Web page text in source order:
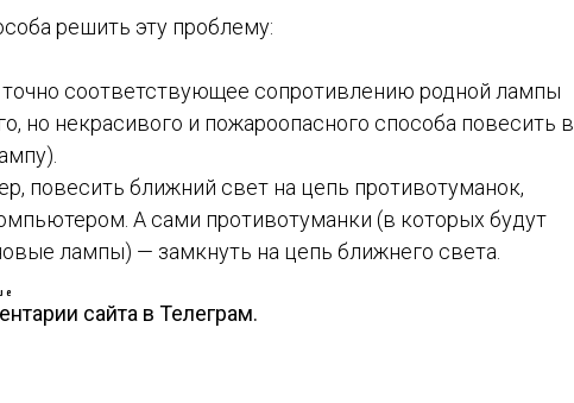
решить эту проблему:
соответствующее сопротивлению родной лампы
но некрасивого и пожароопасного способа повесить в
повесить ближний свет на цепь противотуманок,
А сами противотуманки (в которых будут
лампы) — замкнуть на цепь ближнего света.
сайта в Телеграм.